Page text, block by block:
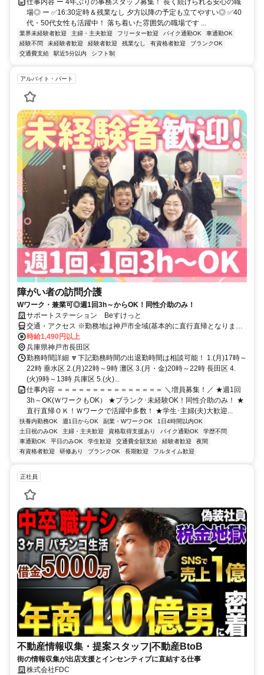
仕事内容 ー 4年ぶりの事務スタッフ募集！ 長く続けられる安心の職
場◎ ー ✅16:30定時＆残業なし 夕方以降の予定も立てやすい◎ ✅40
代・50代女性も活躍中！ 落ち着いた雰囲気の職場です ...
業界未経験者歓迎 主婦・主夫歓迎 フリーター歓迎 バイク通勤OK
車通勤OK
経験不問
未経験者歓迎 経験者歓迎 残業なし 有資格者歓迎
ブランクOK
交通費支給
駅近5分以内 シフト制
アルバイト・パート
障がい者の訪問介護
Wワーク・兼業可◎週1回3h～からOK！同性介助のみ！
サポートステーション Beすけっと
交通・アクセス ※勤務地は神戸市全域(基本的に直行直帰となりま
す！)
時給1,490円以上
兵庫県神戸市長田区
勤務時間詳細 🔽下記勤務時間の出退勤時間は相談可能！ 1.(月)17時～
22時 垂水区 2.(月)22時～9時 灘区 3.(月・金)20時～22時 長田区 4.
(火)9時～13時 兵庫区 5.(火)...
仕事内容 ＝＝＝＝＝＝＝＝＝＝＝＝＝＝＝ ＼増員募集！／ ★週1回
3h～OK(ＷワークもOK） ★ブランク･未経験OK！同性介助のみ！ ★
直行直帰ＯＫ！Ｗワークで活躍中多数！ ★学生･主婦(夫)大歓迎...
扶養内勤務OK 週1日からOK 副業・WワークOK
1日4時間以内OK
土日祝のみOK
主婦・主夫歓迎 資格取得支援あり バイク通勤OK
学歴不問
車通勤OK
平日のみOK 学生歓迎 交通費全額支給 経験者歓迎
夜間
有資格者歓迎
研修あり ブランクOK 長期歓迎 フルタイム歓迎
正社員
不動産情報収集・提案スタッフ|不動産BtoB
街の情報収集が出店支援とインセンティブに直結する仕事
株式会社FDC